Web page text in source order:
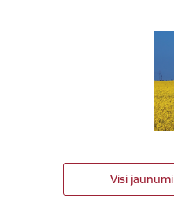
Visi jaunumi